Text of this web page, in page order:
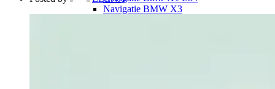
Navigatie BMW X3